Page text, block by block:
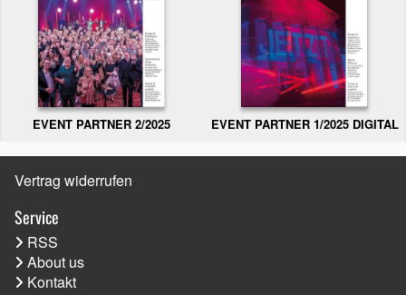
EVENT PARTNER 2/2025 EVENT PARTNER 1/2025 DIGITAL
Vertrag widerrufen
Service
RSS
About us
Kontakt